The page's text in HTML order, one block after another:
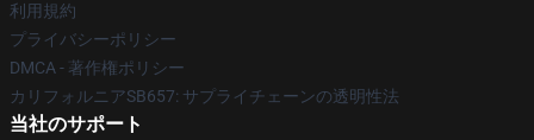
利用規約
プライバシーポリシー
DMCA - 著作権ポリシー
カリフォルニアSB657: サプライチェーンの透明性法
当社のサポート